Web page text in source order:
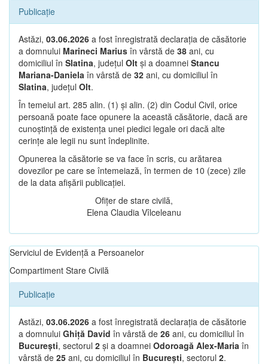
Publicație
Astăzi, 03.06.2026 a fost înregistrată declarația de căsătorie
a domnului Marineci Marius în vârstă de 38 ani, cu
domiciliul în Slatina, județul Olt și a doamnei Stancu
Mariana-Daniela în vârstă de 32 ani, cu domiciliul în
Slatina, județul Olt.
În temeiul art. 285 alin. (1) și alin. (2) din Codul Civil, orice
persoană poate face opunere la această căsătorie, dacă are
cunoștință de existența unei piedici legale ori dacă alte
cerințe ale legii nu sunt îndeplinite.
Opunerea la căsătorie se va face în scris, cu arătarea
dovezilor pe care se întemeiază, în termen de 10 (zece) zile
de la data afișării publicației.
Ofițer de stare civilă,
Elena Claudia Vîlceleanu
Serviciul de Evidență a Persoanelor
Compartiment Stare Civilă
Publicație
Astăzi, 03.06.2026 a fost înregistrată declarația de căsătorie
a domnului Ghiță David în vârstă de 26 ani, cu domiciliul în
București, sectorul 2 și a doamnei Odoroagă Alex-Maria în
vârstă de 25 ani, cu domiciliul în București, sectorul 2.